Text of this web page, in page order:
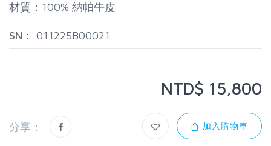
材質：100% 納帕牛皮
SN： 011225B00021
NTD$ 15,800
分享： 加入購物車